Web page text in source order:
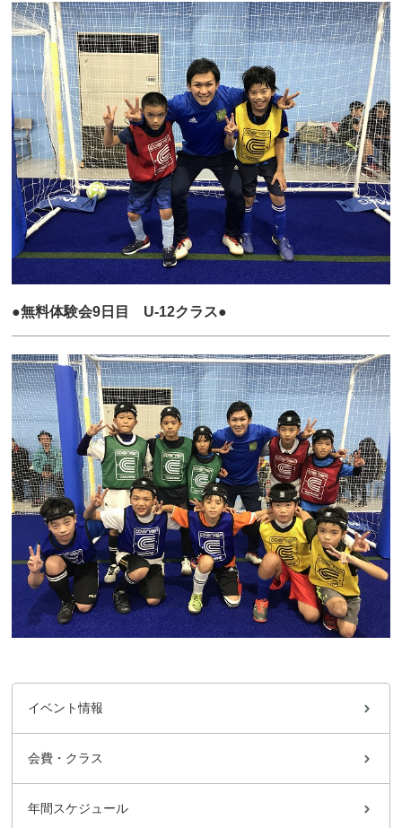
●無料体験会9日目 U-12クラス●
イベント情報
会費・クラス
年間スケジュール